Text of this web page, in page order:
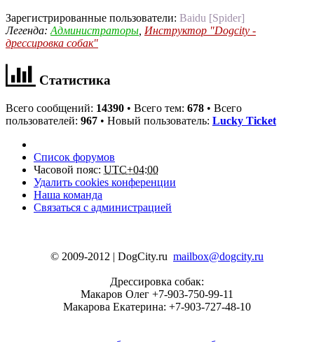
Зарегистрированные пользователи: Baidu [Spider]
Легенда: Администраторы Инструктор "Dogcity -
дрессировка собак"
Статистика
Всего сообщений: 14390 • Всего тем: 678 • Всего
пользователей: 967 • Новый пользователь: Lucky Ticket
Список форумов
Часовой пояс: UTC+04:00
Удалить cookies конференции
Наша команда
Связаться с администрацией
© 2009-2012 | DogCity.ru mailbox@dogcity.ru
Дрессировка собак:
Макаров Олег +7-903-750-99-11
Макарова Екатерина: +7-903-727-48-10